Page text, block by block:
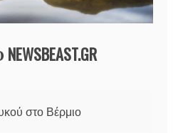
NEWSBEAST.GR
στο Βέρμιο